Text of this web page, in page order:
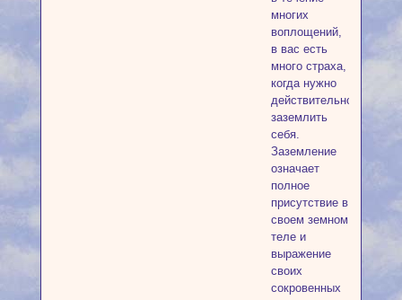
многих
воплощений,
в вас есть
много страха,
когда нужно
действительно
заземлить
себя.
Заземление
означает
полное
присутствие в
своем земном
теле и
выражение
своих
сокровенных